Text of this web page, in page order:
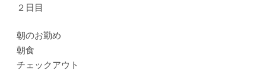
２日目
朝のお勤め
朝食
チェックアウト